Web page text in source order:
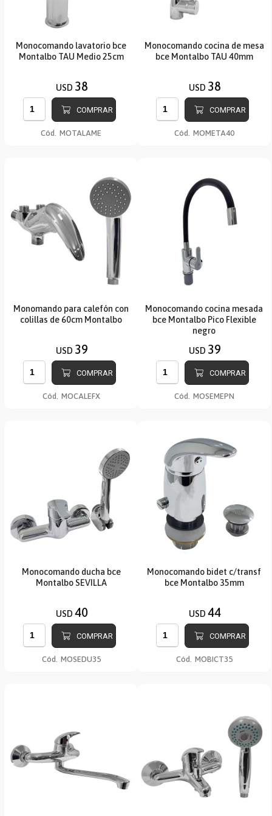
Monocomando lavatorio bce
Montalbo TAU Medio 25cm
USD 38
COMPRAR
Cód. MOTALAME
Monocomando cocina de mesa
bce Montalbo TAU 40mm
USD 38
COMPRAR
Cód. MOMETA40
Monomando para calefón con
colillas de 60cm Montalbo
USD 39
COMPRAR
Cód. MOCALEFX
Monocomando cocina mesada
bce Montalbo Pico Flexible
negro
USD 39
COMPRAR
Cód. MOSEMEPN
Monocomando ducha bce
Montalbo SEVILLA
USD 40
COMPRAR
Cód. MOSEDU35
Monocomando bidet c/transf
bce Montalbo 35mm
USD 44
COMPRAR
Cód. MOBICT35